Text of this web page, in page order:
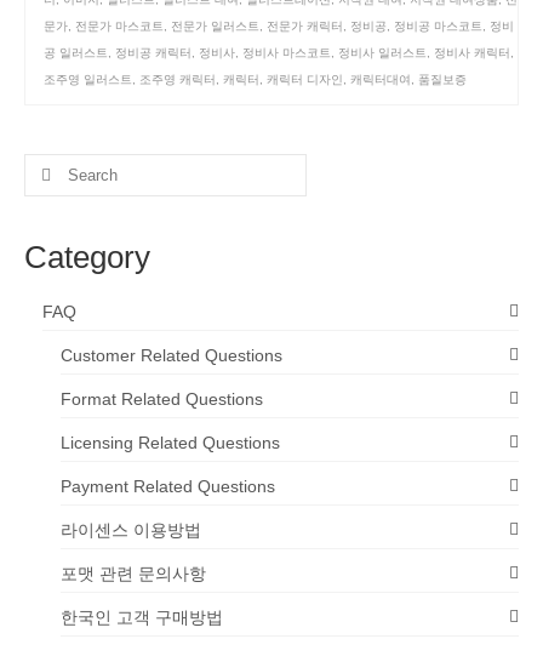
문가, 전문가 마스코트, 전문가 일러스트, 전문가 캐릭터, 정비공, 정비공 마스코트, 정비
공 일러스트, 정비공 캐릭터, 정비사, 정비사 마스코트, 정비사 일러스트, 정비사 캐릭터,
조주영 일러스트, 조주영 캐릭터, 캐릭터, 캐릭터 디자인, 캐릭터대여, 품질보증
Search
for:
Category
FAQ
Customer Related Questions
Format Related Questions
Licensing Related Questions
Payment Related Questions
라이센스 이용방법
포맷 관련 문의사항
한국인 고객 구매방법